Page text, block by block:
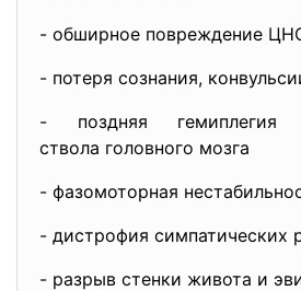
- обширное повреждение
- потеря сознания,
- поздняя
ствола головного мозга
- фазомоторная
- дистрофия симпатических
- разрыв стенки живота и